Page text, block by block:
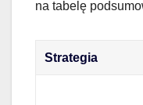
na tabelę
Strategia